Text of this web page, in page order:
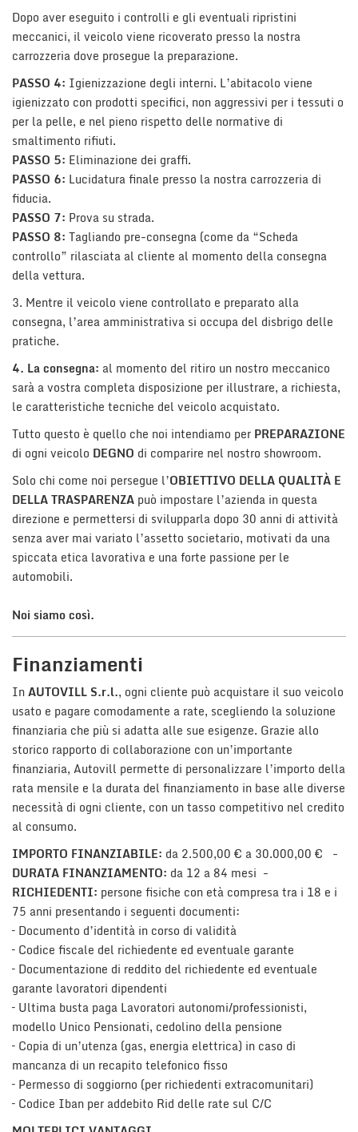
Dopo aver eseguito i controlli e gli eventuali ripristini
meccanici, il veicolo viene ricoverato presso la nostra
carrozzeria dove prosegue la preparazione.
PASSO 4: Igienizzazione degli interni. L’abitacolo viene
igienizzato con prodotti specifici, non aggressivi per i tessuti o
per la pelle, e nel pieno rispetto delle normative di
smaltimento rifiuti.
PASSO 5: Eliminazione dei graffi.
PASSO 6: Lucidatura finale presso la nostra carrozzeria di
fiducia.
PASSO 7: Prova su strada.
PASSO 8: Tagliando pre-consegna (come da “Scheda
controllo” rilasciata al cliente al momento della consegna
della vettura.
3. Mentre il veicolo viene controllato e preparato alla
consegna, l’area amministrativa si occupa del disbrigo delle
pratiche.
4. La consegna: al momento del ritiro un nostro meccanico
sarà a vostra completa disposizione per illustrare, a richiesta,
le caratteristiche tecniche del veicolo acquistato.
Tutto questo è quello che noi intendiamo per PREPARAZIONE
di ogni veicolo DEGNO di comparire nel nostro showroom.
Solo chi come noi persegue l’OBIETTIVO DELLA QUALITÀ E
DELLA TRASPARENZA può impostare l’azienda in questa
direzione e permettersi di svilupparla dopo 30 anni di attività
senza aver mai variato l’assetto societario, motivati da una
spiccata etica lavorativa e una forte passione per le
automobili.
Noi siamo così.
Finanziamenti
InAUTOVILL S.r.l., ogni cliente può acquistare il suo veicolo
usato e pagare comodamente a rate, scegliendo la soluzione
finanziaria che più si adatta alle sue esigenze. Grazie allo
storico rapporto di collaborazione con un’importante
finanziaria, Autovill permette di personalizzare l’importo della
rata mensile e la durata del finanziamento in base alle diverse
necessità di ogni cliente, con un tasso competitivo nel credito
al consumo.
IMPORTO FINANZIABILE: da 2.500,00 € a 30.000,00 € -
DURATA FINANZIAMENTO: da 12 a 84 mesi -
RICHIEDENTI: persone fisiche con età compresa tra i 18 e i
75 anni presentando i seguenti documenti:
– Documento d’identità in corso di validità
– Codice fiscale del richiedente ed eventuale garante
– Documentazione di reddito del richiedente ed eventuale
garante lavoratori dipendenti
– Ultima busta paga Lavoratori autonomi/professionisti,
modello Unico Pensionati, cedolino della pensione
– Copia di un’utenza (gas, energia elettrica) in caso di
mancanza di un recapito telefonico fisso
– Permesso di soggiorno (per richiedenti extracomunitari)
– Codice Iban per addebito Rid delle rate sul C/C
sul
funzionamento
di
strumenti
di
tracciamento
si
rimanda
alla
cookie
policy.
Puoi
rivedere
e
modificare
le
tue
scelte
in
qualsiasi
Cookie necessari
Cookie delle preferenze
Cookie per il miglioramento dell'esperienza utente
Cookie analitici
Leggi
la
cookie
policy
Salva
impostazioni